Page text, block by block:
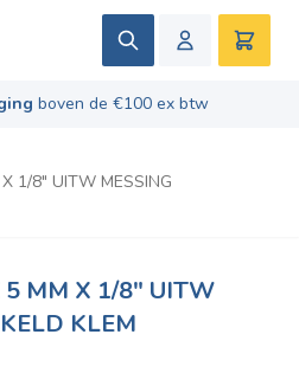
Zoek
boven de €100 ex btw
op 669 recensies
1/8" UITW MESSING
5 MM X 1/8" UITW
KLEM